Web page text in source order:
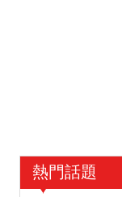
熱門話題